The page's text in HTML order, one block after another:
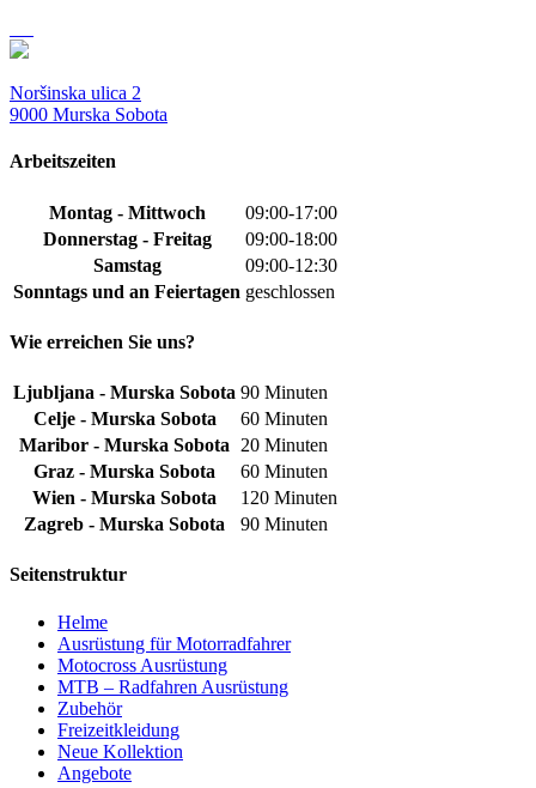
Noršinska ulica 2
9000 Murska Sobota
Arbeitszeiten
Montag - Mittwoch
09:00-17:00
Donnerstag - Freitag
09:00-18:00
Samstag
09:00-12:30
Sonntags und an Feiertagen geschlossen
Wie erreichen Sie uns?
Ljubljana - Murska Sobota 90 Minuten
Celje - Murska Sobota
60 Minuten
Maribor - Murska Sobota
20 Minuten
Graz - Murska Sobota
60 Minuten
Wien - Murska Sobota
120 Minuten
Zagreb - Murska Sobota
90 Minuten
Seitenstruktur
Helme
Ausrüstung für Motorradfahrer
Motocross Ausrüstung
MTB – Radfahren Ausrüstung
Zubehör
Freizeitkleidung
Neue Kollektion
Angebote